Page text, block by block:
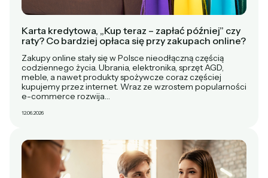
Karta kredytowa, „Kup teraz – zapłać później” czy
raty? Co bardziej opłaca się przy zakupach online?
Zakupy online stały się w Polsce nieodłączną częścią
codziennego życia. Ubrania, elektronika, sprzęt AGD,
meble, a nawet produkty spożywcze coraz częściej
kupujemy przez internet. Wraz ze wzrostem popularności
e-commerce rozwija…
12.06.2026